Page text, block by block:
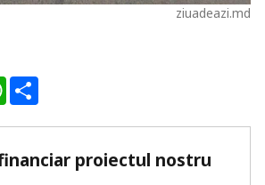
ziuadeazi.md
WhatsApp
proiectul nostru